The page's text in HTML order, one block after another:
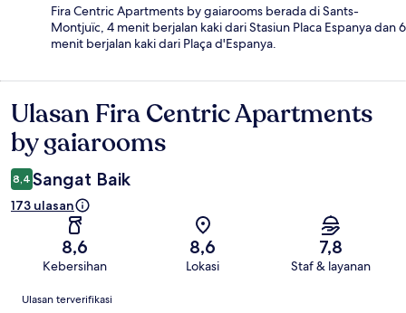
Fira Centric Apartments by gaiarooms berada di Sants-
Montjuïc, 4 menit berjalan kaki dari Stasiun Placa Espanya dan 6
menit berjalan kaki dari Plaça d'Espanya.
Ulasan
Ulasan Fira Centric Apartments
by gaiarooms
8,4 Sangat Baik
173 ulasan
8,6
Kebersihan
8,6
Lokasi
7,8
Staf & layanan
Ulasan
Ulasan terverifikasi